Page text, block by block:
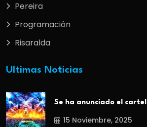
Pereira
Programación
Risaralda
Últimas Noticias
Se ha anunciado el cartel
15 Noviembre, 2025